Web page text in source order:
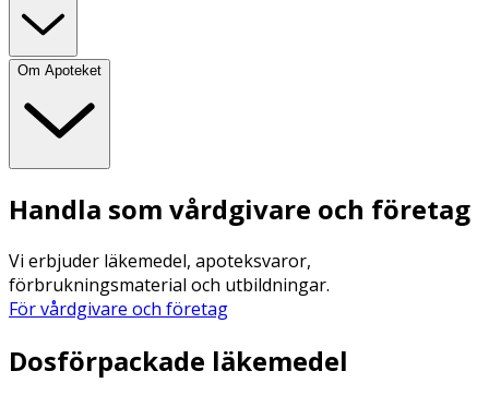
Om Apoteket
Handla som vårdgivare och företag
Vi erbjuder läkemedel, apoteksvaror,
förbrukningsmaterial och utbildningar.
För vårdgivare och företag
Dosförpackade läkemedel